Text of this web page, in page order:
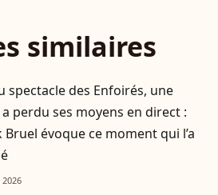
similaires
spectacle des Enfoirés, une
perdu ses moyens en direct :
Bruel évoque ce moment qui l’a